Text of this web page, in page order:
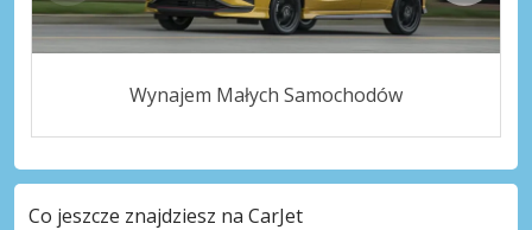
Wynajem Małych Samochodów
Co jeszcze znajdziesz na CarJet